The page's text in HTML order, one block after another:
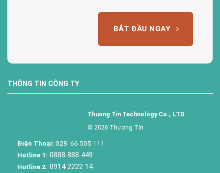
BẮT ĐẦU NGAY
THÔNG TIN CÔNG TY
Thuong Tin Technology Co., LTD
© 2026 Thương Tín
Điện Thoại: 028. 66 505 111
Hotline 1: 0888 888 449
Hotline 2: 0914 2222 14